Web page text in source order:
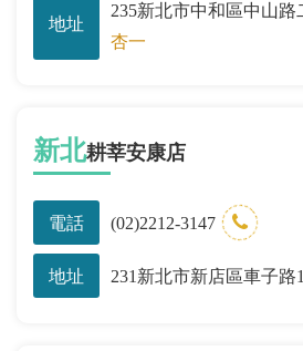
地址
235新北市中和區中山路
杏一
新北耕莘安康店
電話 (02)2212-3147
地址 231新北市新店區車子路